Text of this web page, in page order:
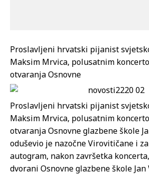
Proslavljeni hrvatski pijanist
Maksim Mrvica, polusatnim
otvaranja Osnovne
Proslavljeni hrvatski pijanist
Maksim Mrvica, polusatnim
otvaranja Osnovne glazbene škole
oduševio je nazočne Virovitičane i
autogram, nakon završetka
dvorani Osnovne glazbene škole